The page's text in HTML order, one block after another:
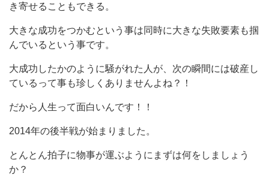
き寄せることもできる。
大きな成功をつかむという事は同時に大きな失敗要素も掴
んでいるという事です。
大成功したかのように騒がれた人が、次の瞬間には破産し
ているって事も珍しくありませんよね？！
だから人生って面白いんです！！
2014年の後半戦が始まりました。
とんとん拍子に物事が運ぶようにまずは何をしましょう
か？